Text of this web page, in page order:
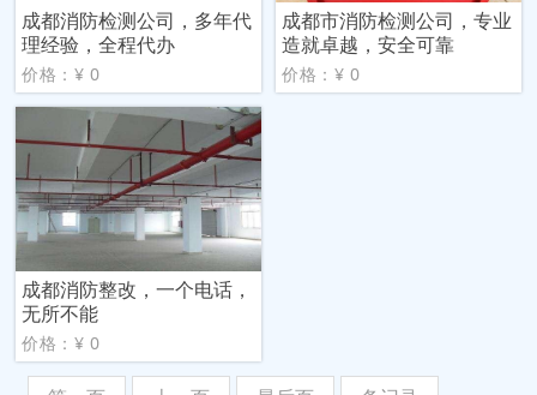
成都消防检测公司，多年代
理经验，全程代办
价格：¥ 0
成都市消防检测公司，专业
造就卓越，安全可靠
价格：¥ 0
成都消防整改，一个电话，
无所不能
价格：¥ 0